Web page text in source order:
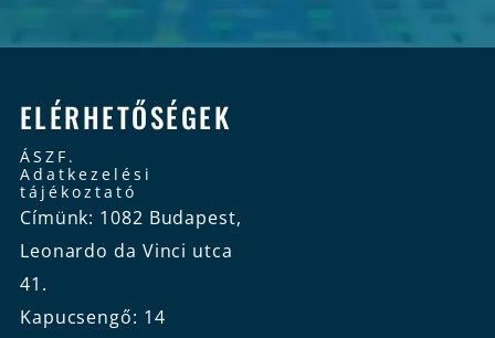
ELÉRHETŐSÉGEK
ÁSZF.
Adatkezelési
tájékoztató
Címünk: 1082 Budapest,
Leonardo da Vinci utca
41.
Kapucsengő: 14